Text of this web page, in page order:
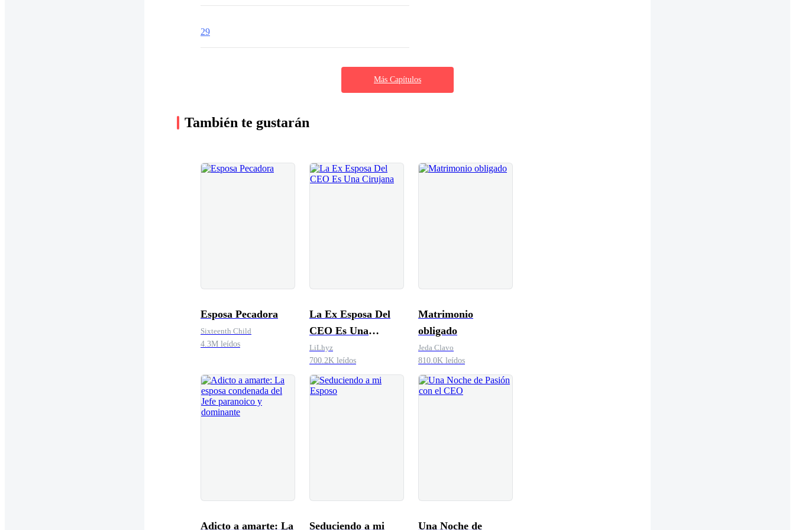
29
Más Capítulos
También te gustarán
Esposa Pecadora
Sixteenth Child
4.3M leídos
La Ex Esposa Del
CEO Es Una
Cirujana
LiLhyz
700.2K leídos
Matrimonio
obligado
Jeda Clavo
810.0K leídos
Adicto a amarte: La
Seduciendo a mi
Una Noche de